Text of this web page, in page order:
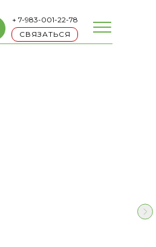
+ 7-983-001-22-78
СВЯЗАТЬСЯ